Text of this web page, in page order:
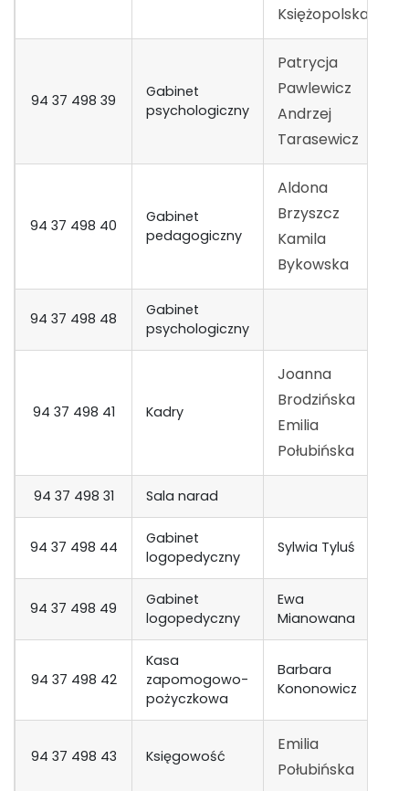
Księżopolska
94 37 498 39
Gabinet
psychologiczny
Patrycja
Pawlewicz
Andrzej
Tarasewicz
94 37 498 40
Gabinet
pedagogiczny
Aldona
Brzyszcz
Kamila
Bykowska
94 37 498 48
Gabinet
psychologiczny
94 37 498 41 Kadry
Joanna
Brodzińska
Emilia
Połubińska
94 37 498 31 Sala narad
94 37 498 44
Gabinet
logopedyczny
Sylwia Tyluś
94 37 498 49
Gabinet
logopedyczny
Ewa
Mianowana
94 37 498 42
Kasa
zapomogowo-
pożyczkowa
Barbara
Kononowicz
94 37 498 43 Księgowość
Emilia
Połubińska